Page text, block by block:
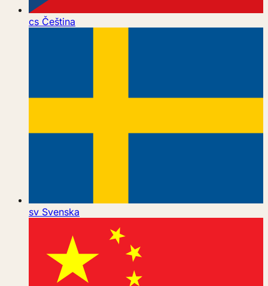
cs Čeština
sv Svenska